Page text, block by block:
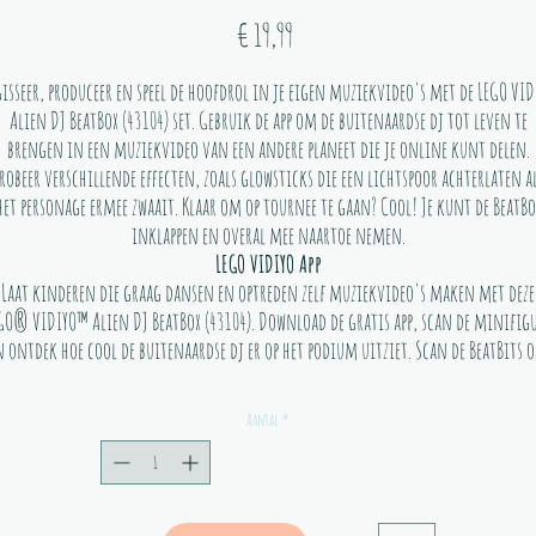
€ 19,99
produceer en speel de hoofdrol in je eigen muziekvideo's met de LEGO
Alien DJ BeatBox (43104) set. Gebruik de app om de buitenaardse dj tot leven te
brengen in een muziekvideo van een andere planeet die je online kunt delen.
verschillende effecten, zoals glowsticks die een lichtspoor achterlaten
personage ermee zwaait. Klaar om op tournee te gaan? Cool! Je kunt de
inklappen en overal mee naartoe nemen.
LEGO VIDIYO App
Laat kinderen die graag dansen en optreden zelf muziekvideo's maken met deze
VIDIYO™ Alien DJ BeatBox (43104). Download de gratis app, scan de
ontdek hoe cool de buitenaardse dj er op het podium uitziet. Scan de BeatBits
kinderen kunnen delen met andere makers in de kindveilige omgeving.
Draagbaar plezier voor onderweg
kunnen de BeatBox versieren met de LEGO onderdelen. Ze kunnen kiezen
een dj-set, ufo of raket, of zelf iets verzinnen. De BeatBox kan worden ingeklapt en
Aantal *